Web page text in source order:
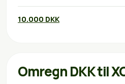
10.000 DKK
Omregn DKK til